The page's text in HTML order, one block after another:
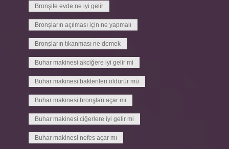
Bronşite evde ne iyi gelir
Bronşların açılması için ne yapmalı
Bronşların tıkanması ne demek
Buhar makinesi akciğere iyi gelir mi
Buhar makinesi bakterileri öldürür mü
Buhar makinesi bronşları açar mı
Buhar makinesi ciğerlere iyi gelir mi
Buhar makinesi nefes açar mı